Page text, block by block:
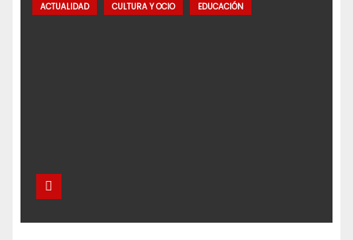
ACTUALIDAD CULTURA Y OCIO EDUCACIÓN